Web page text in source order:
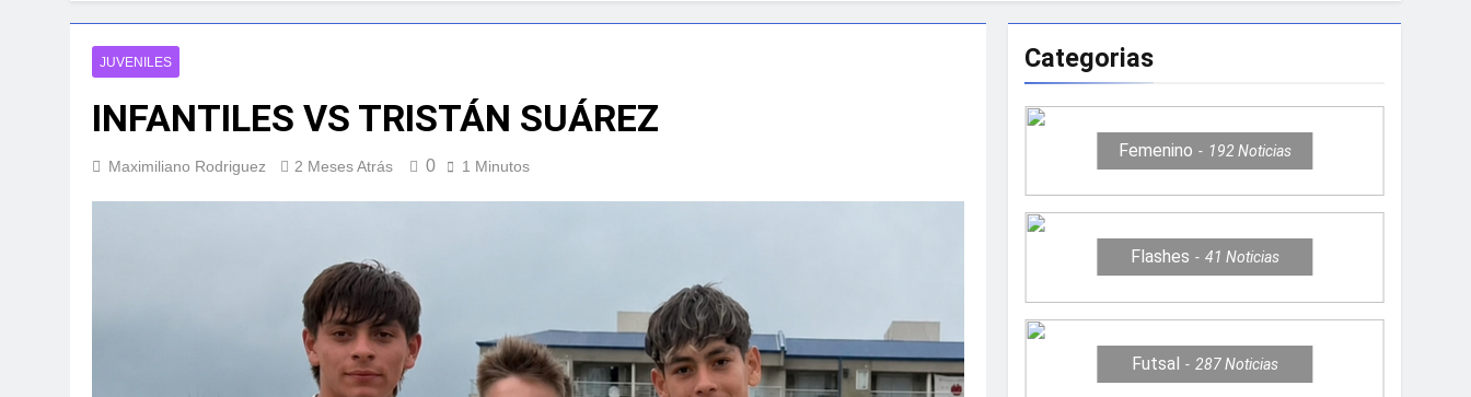
JUVENILES
INFANTILES VS TRISTÁN SUÁREZ
Maximiliano Rodriguez 2 Meses Atrás 0 1 Minutos
Categorias
Femenino 192 Noticias
Flashes 41 Noticias
Futsal 287Noticias